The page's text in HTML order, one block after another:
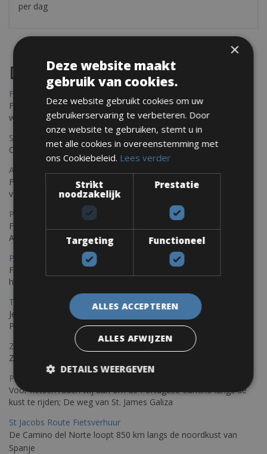
per dag
Destinations
Frejus Fietsverhuur
Fréjus en Saint-Raphaël liggen aan de Middellandse Zee en
worden omringd door het Massif de l'Esterel
Saint Raphael Fietsverhuur
Ontdek Saint Raphael, gelegen in het prachtige Var op uw fiets
Ajaccio Fietsverhuur
Fietsen in Ajaccio, gelegen op het eiland Corsica, biedt een
verscheidenheid aan routes
Porec Fietsverhuur
Fiets over sfeervolle routes die zich uitstrekken langs de
Adriatische kust en het weelderige Istrische platteland.
Pula Fietsverhuur
Fietsen langs de Istrische kust is de ideale fietstocht voor wie
houdt van de Mediterrane zon.
Trieste-Pula Fietsverhuur
Je kunt een fiets huren met levering in Triëst en de fiets later in
Pula of elders in Istrië achterlaten.
Zadar Fietsverhuur
Zadar, een verborgen parel die je op de fiets kunt ontdekken
Porto – Santiago De Compostela Fietsverhuur
Voor fietsen raden wij aan om de Portugese Camino langs de
kust te rijden; De weg van St. James Galiza
St Jacobs Route Fietsverhuur
De Camino del Norte loopt 850 km langs de noordkust van
Spanje
×
Deze website maakt
gebruik van cookies.
Deze website gebruikt cookies om uw
gebruikerservaring te verbeteren. Door
onze website te gebruiken, stemt u in
met alle cookies in overeenstemming met
ons Cookiebeleid. Lees verder
Strikt
noodzakelijk
Prestatie
Targeting Functioneel
ALLES ACCEPTEREN
ALLES AFWIJZEN
DETAILS WEERGEVEN